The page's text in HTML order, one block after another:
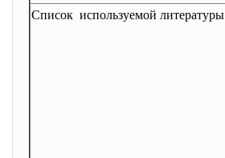
Список используемой литературы